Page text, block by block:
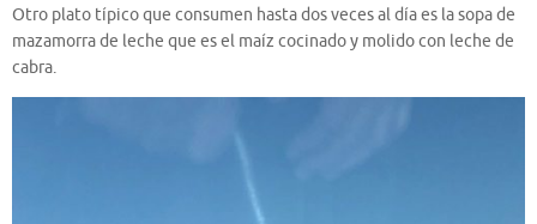
Otro plato típico que consumen hasta dos veces al día es la sopa de
mazamorra de leche que es el maíz cocinado y molido con leche de
cabra.